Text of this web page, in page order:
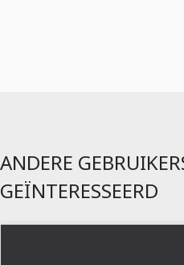
ANDERE
GEÏNTERESSEERD